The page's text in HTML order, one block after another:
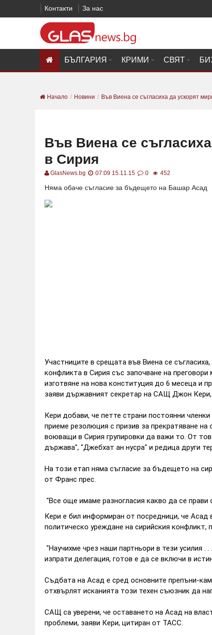
Контакти За нас
БЪЛГАРИЯ КРИМИ СВЯТ
Начало Новини Във Виена се съгласиха да ускорят
Във Виена се
в Сирия
GlasNews.bg 07:09 15.11.15 0 452
Няма обаче съгласие за бъдещето на Башар Асад
Участниците в срещата във Виена се
конфликта в Сирия със започване на
изготвяне на нова конституция до 6 месеца и
заяви държавният секретар на САЩ Джон
Кери добави, че петте страни постоянни
приеме резолюция с призив за прекратяване
воюващи в Сирия групировки да важи то. От
държава", "Джебхат ан нусра" и редица други
На този етап няма съгласие за бъдещето на
от Франс прес.
"Все още имаме разногласия какво да се прави
Кери е бил информиран от посредници, че
политическо уреждане на сирийския конфликт,
"Научихме чрез наши партньори в тези усилия
изпрати делегация, готов е да се включи в
Съдбата на Асад е сред основните препъни-
отхвърлят исканията този техен съюзник да
САЩ са уверени, че оставането на Асад на
проблеми, заяви Кери, цитиран от ТАСС.